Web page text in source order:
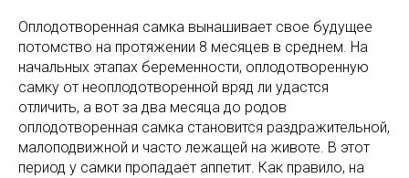
Оплодотворенная самка вынашивает свое будущее
потомство на протяжении 8 месяцев в среднем. На
начальных этапах беременности, оплодотворенную
самку от неоплодотворенной вряд ли удастся
отличить, а вот за два месяца до родов
оплодотворенная самка становится раздражительной,
малоподвижной и часто лежащей на животе. В этот
период у самки пропадает аппетит. Как правило, на